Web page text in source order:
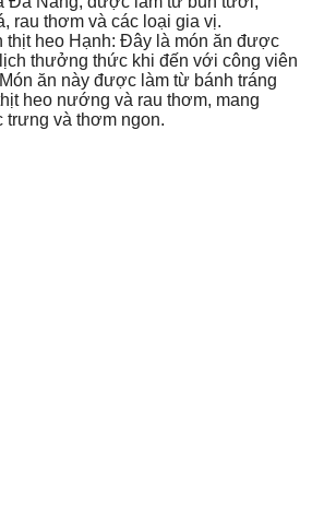
rau thơm và các loại gia vị.
thịt heo Hạnh: Đây là món ăn được
thưởng thức khi đến với công viên
ăn này được làm từ bánh tráng
heo nướng và rau thơm, mang
trưng và thơm ngon.